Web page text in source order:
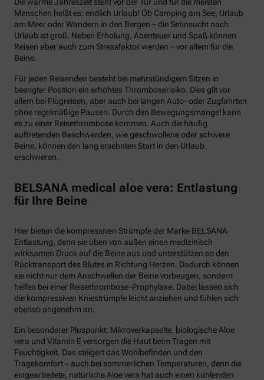
Die warme Jahreszeit steht vor der Tür und für die meisten
Menschen heißt es: endlich Urlaub! Ob Camping am See, Urlaub
am Meer oder Wandern in den Bergen – die Sehnsucht nach
Urlaub ist groß. Neben Erholung, Abenteuer und Spaß können
Reisen aber auch zum Stressfaktor werden – vor allem für die
Beine.
Für jeden Reisenden besteht bei mehrstündigem Sitzen in
beengter Position ein erhöhtes Thromboserisiko. Dies gilt vor
allem bei Flugreisen, aber auch bei langen Auto- oder Zugfahrten
ohne regelmäßige Pausen. Durch den Bewegungsmangel kann
es zu einer Reisethrombose kommen. Auch die häufig
auftretenden Beschwerden, wie geschwollene oder schwere
Beine, können den lang ersehnten Start in den Urlaub
erschweren.
BELSANA medical aloe vera: Entlastung
für Ihre Beine
Hier bieten die kompressiven Strümpfe der Marke BELSANA
Entlastung, denn sie üben von außen einen medizinisch
wirksamen Druck auf die Beine aus und unterstützen so den
Rücktransport des Blutes in Richtung Herzen. Dadurch können
sie nicht nur dem Anschwellen der Beine vorbeugen, sondern
helfen bei einer Reisethrombose-Prophylaxe. Dabei lassen sich
die kompressiven Kniestrümpfe leicht anziehen und fühlen sich
ebenso angenehm an.
Ein besonderer Pluspunkt: Mikroverkapselte, biologische Aloe
vera und Vitamin E versorgen die Haut beim Tragen mit
Feuchtigkeit. Das steigert das Wohlbefinden und den
Tragekomfort – auch bei sommerlichen Temperaturen, denn die
eingearbeitete, natürliche Aloe vera hat auch einen kühlenden